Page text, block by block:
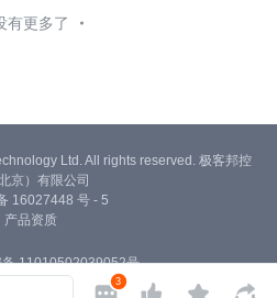
有更多了
3
Ltd. All rights reserved. 极客邦控
京）有限公司
16027448 号 - 5
产品资质
备 11010502039052号